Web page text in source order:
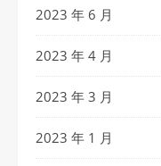
2023 年 6 月
2023 年 4 月
2023 年 3 月
2023 年 1 月